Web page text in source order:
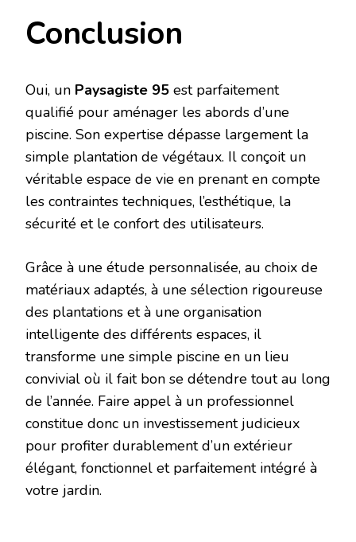
Conclusion
Oui, un Paysagiste 95 est parfaitement
qualifié pour aménager les abords d’une
piscine. Son expertise dépasse largement la
simple plantation de végétaux. Il conçoit un
véritable espace de vie en prenant en compte
les contraintes techniques, l’esthétique, la
sécurité et le confort des utilisateurs.
Grâce à une étude personnalisée, au choix de
matériaux adaptés, à une sélection rigoureuse
des plantations et à une organisation
intelligente des différents espaces, il
transforme une simple piscine en un lieu
convivial où il fait bon se détendre tout au long
de l’année. Faire appel à un professionnel
constitue donc un investissement judicieux
pour profiter durablement d’un extérieur
élégant, fonctionnel et parfaitement intégré à
votre jardin.